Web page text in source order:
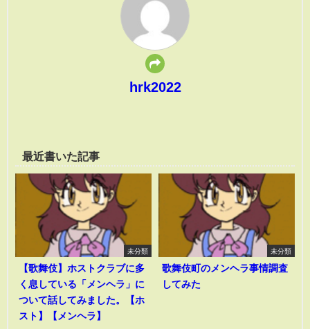
hrk2022
最近書いた記事
未分類
【歌舞伎】ホストクラブに多
く息している「メンヘラ」に
ついて話してみました。【ホ
スト】【メンヘラ】
未分類
歌舞伎町のメンヘラ事情調査
してみた